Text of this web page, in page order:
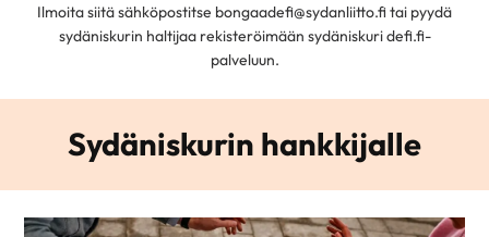
Ilmoita siitä sähköpostitse bongaadefi@sydanliitto.fi tai pyydä
sydäniskurin haltijaa rekisteröimään sydäniskuri defi.fi-
palveluun.
Sydäniskurin hankkijalle